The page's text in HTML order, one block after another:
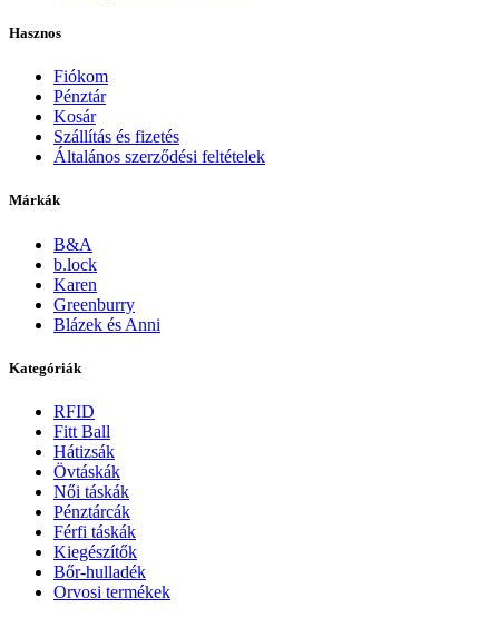
Hasznos
Fiókom
Pénztár
Kosár
Szállítás és fizetés
Általános szerződési feltételek
Márkák
B&A
b.lock
Karen
Greenburry
Blázek és Anni
Kategóriák
RFID
Fitt Ball
Hátizsák
Övtáskák
Női táskák
Pénztárcák
Férfi táskák
Kiegészítők
Bőr-hulladék
Orvosi termékek